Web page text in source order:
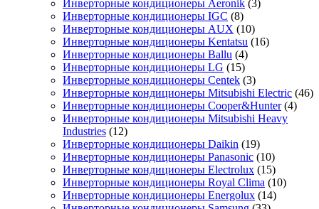
Инверторные кондиционеры Aeronik (3)
Инверторные кондиционеры IGC (8)
Инверторные кондиционеры AUX (10)
Инверторные кондиционеры Kentatsu (16)
Инверторные кондиционеры Ballu (4)
Инверторные кондиционеры LG (15)
Инверторные кондиционеры Centek (3)
Инверторные кондиционеры Mitsubishi Electric (46)
Инверторные кондиционеры Cooper&Hunter (4)
Инверторные кондиционеры Mitsubishi Heavy
Industries (12)
Инверторные кондиционеры Daikin (19)
Инверторные кондиционеры Panasonic (10)
Инверторные кондиционеры Electrolux (15)
Инверторные кондиционеры Royal Clima (10)
Инверторные кондиционеры Energolux (14)